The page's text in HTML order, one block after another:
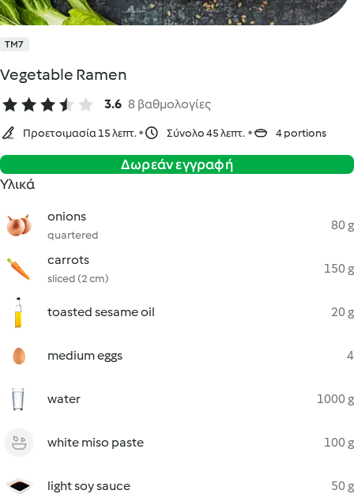
TM7
Vegetable Ramen
3.6 8 βαθμολογίες
Προετοιμασία 15 λεπτ. Σύνολο 45 λεπτ. 4 portions
Δωρεάν εγγραφή
Υλικά
onions
quartered
80 g
carrots
sliced (2 cm)
150 g
toasted sesame oil 20 g
medium eggs 4
water 1000 g
white miso paste 100 g
light soy sauce 50 g